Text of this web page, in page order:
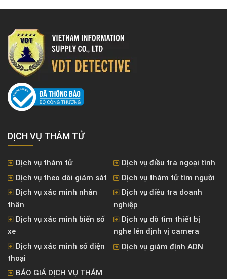
DỊCH VỤ THÁM TỬ
Dịch vụ thám tử
Dịch vụ điều tra ngoại tình
Dịch vụ theo dõi giám sát
Dịch vụ thám tử tìm người
Dịch vụ xác minh nhân
thân
Dịch vụ điều tra doanh
nghiệp
Dịch vụ xác minh biển số
xe
Dịch vụ dò tìm thiết bị
nghe lén định vị camera
Dịch vụ xác minh số điện
thoại
Dịch vụ giám định ADN
BÁO GIÁ DỊCH VỤ THÁM